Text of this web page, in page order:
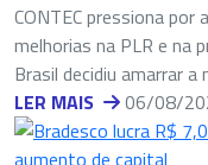
CONTEC pressiona
melhorias na PLR e na
Brasil decidiu amarrar a
LER MAIS
06/08/